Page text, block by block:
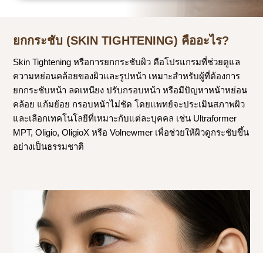
ยกกระชับ (SKIN TIGHTENING) คืออะไร?
Skin Tightening หรือการยกกระชับผิว คือโปรแกรมที่ช่วยดูแล
ความหย่อนคล้อยของผิวและรูปหน้า เหมาะสำหรับผู้ที่ต้องการ
ยกกระชับหน้า ลดเหนียง ปรับกรอบหน้า หรือมีปัญหาหน้าหย่อน
คล้อย แก้มย้อย กรอบหน้าไม่ชัด โดยแพทย์จะประเมินสภาพผิว
และเลือกเทคโนโลยีที่เหมาะกับแต่ละบุคคล เช่น Ultraformer
MPT, Oligio, OligioX หรือ Volnewmer เพื่อช่วยให้ผิวดูกระชับขึ้น
อย่างเป็นธรรมชาติ